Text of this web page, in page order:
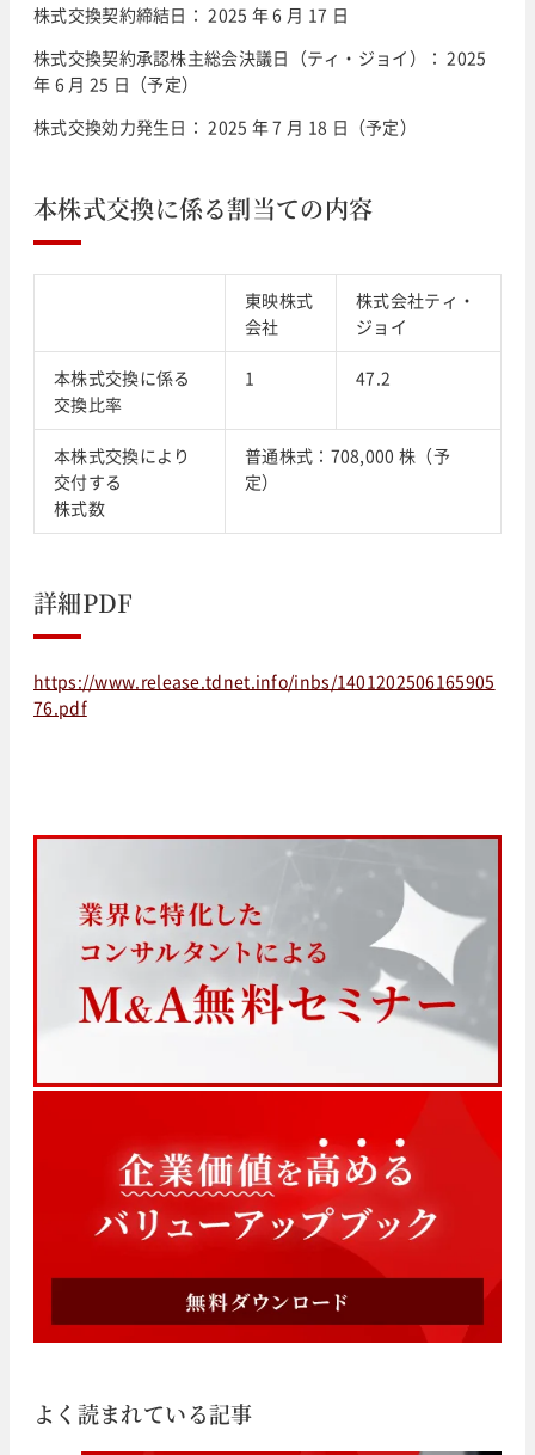
株式交換契約締結日： 2025 年 6 月 17 日
株式交換契約承認株主総会決議日（ティ・ジョイ）： 2025
年 6 月 25 日（予定）
株式交換効力発生日： 2025 年 7 月 18 日（予定）
本株式交換に係る割当ての内容
東映株式
会社
株式会社ティ・
ジョイ
本株式交換に係る
交換比率
1 47.2
本株式交換により
交付する
株式数
普通株式：708,000 株（予
定）
詳細PDF
https://www.release.tdnet.info/inbs/1401202506165905
76.pdf
よく読まれている記事